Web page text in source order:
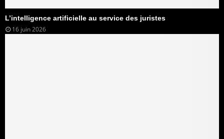
L’intelligence artificielle au service des juristes
16 juin 2026